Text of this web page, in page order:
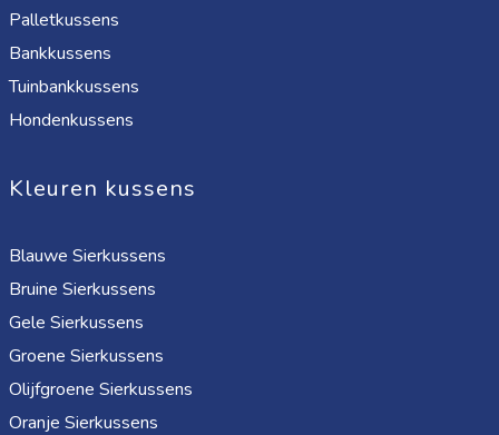
Palletkussens
Bankkussens
Tuinbankkussens
Hondenkussens
Kleuren kussens
Blauwe Sierkussens
Bruine Sierkussens
Gele Sierkussens
Groene Sierkussens
Olijfgroene Sierkussens
Oranje Sierkussens